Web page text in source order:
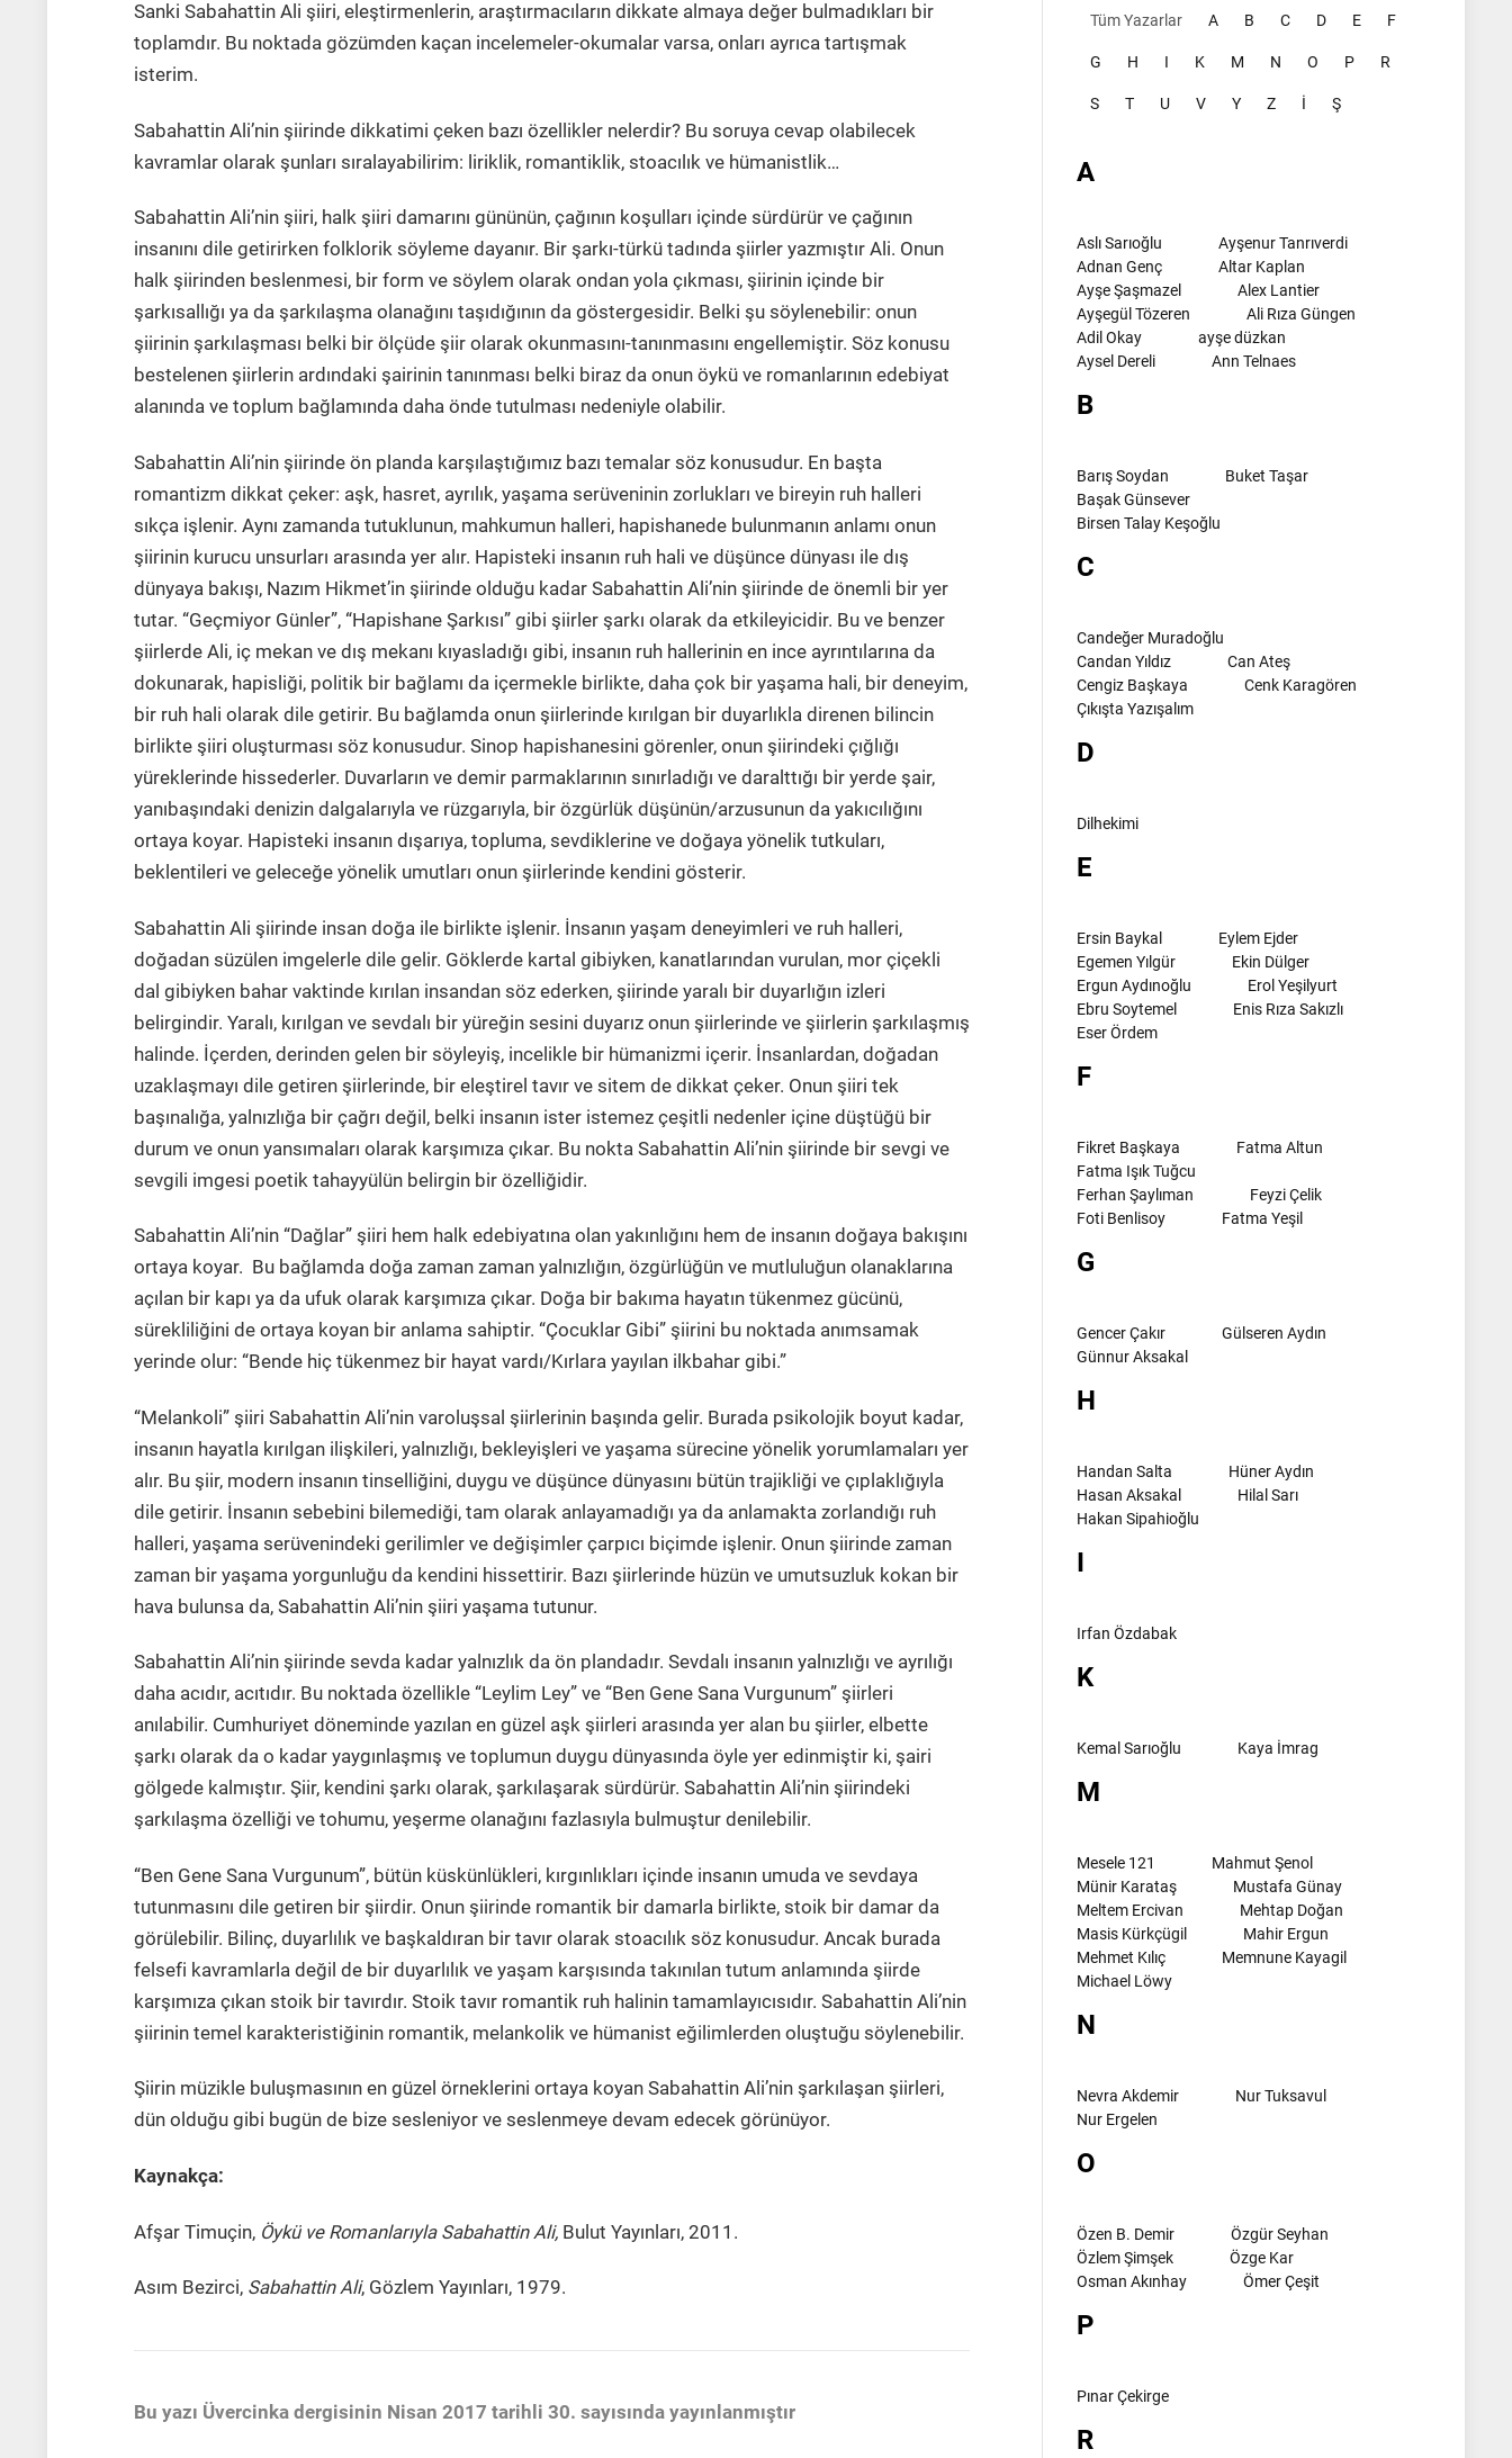
Sanki Sabahattin Ali şiiri, eleştirmenlerin, araştırmacıların dikkate almaya değer bulmadıkları bir
toplamdır. Bu noktada gözümden kaçan incelemeler-okumalar varsa, onları ayrıca tartışmak
isterim.
Sabahattin Ali’nin şiirinde dikkatimi çeken bazı özellikler nelerdir? Bu soruya cevap olabilecek
kavramlar olarak şunları sıralayabilirim: liriklik, romantiklik, stoacılık ve hümanistlik…
Sabahattin Ali’nin şiiri, halk şiiri damarını gününün, çağının koşulları içinde sürdürür ve çağının
insanını dile getirirken folklorik söyleme dayanır. Bir şarkı-türkü tadında şiirler yazmıştır Ali. Onun
halk şiirinden beslenmesi, bir form ve söylem olarak ondan yola çıkması, şiirinin içinde bir
şarkısallığı ya da şarkılaşma olanağını taşıdığının da göstergesidir. Belki şu söylenebilir: onun
şiirinin şarkılaşması belki bir ölçüde şiir olarak okunmasını-tanınmasını engellemiştir. Söz konusu
bestelenen şiirlerin ardındaki şairinin tanınması belki biraz da onun öykü ve romanlarının edebiyat
alanında ve toplum bağlamında daha önde tutulması nedeniyle olabilir.
Sabahattin Ali’nin şiirinde ön planda karşılaştığımız bazı temalar söz konusudur. En başta
romantizm dikkat çeker: aşk, hasret, ayrılık, yaşama serüveninin zorlukları ve bireyin ruh halleri
sıkça işlenir. Aynı zamanda tutuklunun, mahkumun halleri, hapishanede bulunmanın anlamı onun
şiirinin kurucu unsurları arasında yer alır. Hapisteki insanın ruh hali ve düşünce dünyası ile dış
dünyaya bakışı, Nazım Hikmet’in şiirinde olduğu kadar Sabahattin Ali’nin şiirinde de önemli bir yer
tutar. “Geçmiyor Günler”, “Hapishane Şarkısı” gibi şiirler şarkı olarak da etkileyicidir. Bu ve benzer
şiirlerde Ali, iç mekan ve dış mekanı kıyasladığı gibi, insanın ruh hallerinin en ince ayrıntılarına da
dokunarak, hapisliği, politik bir bağlamı da içermekle birlikte, daha çok bir yaşama hali, bir deneyim,
bir ruh hali olarak dile getirir. Bu bağlamda onun şiirlerinde kırılgan bir duyarlıkla direnen bilincin
birlikte şiiri oluşturması söz konusudur. Sinop hapishanesini görenler, onun şiirindeki çığlığı
yüreklerinde hissederler. Duvarların ve demir parmaklarının sınırladığı ve daralttığı bir yerde şair,
yanıbaşındaki denizin dalgalarıyla ve rüzgarıyla, bir özgürlük düşünün/arzusunun da yakıcılığını
ortaya koyar. Hapisteki insanın dışarıya, topluma, sevdiklerine ve doğaya yönelik tutkuları,
beklentileri ve geleceğe yönelik umutları onun şiirlerinde kendini gösterir.
Sabahattin Ali şiirinde insan doğa ile birlikte işlenir. İnsanın yaşam deneyimleri ve ruh halleri,
doğadan süzülen imgelerle dile gelir. Göklerde kartal gibiyken, kanatlarından vurulan, mor çiçekli
dal gibiyken bahar vaktinde kırılan insandan söz ederken, şiirinde yaralı bir duyarlığın izleri
belirgindir. Yaralı, kırılgan ve sevdalı bir yüreğin sesini duyarız onun şiirlerinde ve şiirlerin şarkılaşmış
halinde. İçerden, derinden gelen bir söyleyiş, incelikle bir hümanizmi içerir. İnsanlardan, doğadan
uzaklaşmayı dile getiren şiirlerinde, bir eleştirel tavır ve sitem de dikkat çeker. Onun şiiri tek
başınalığa, yalnızlığa bir çağrı değil, belki insanın ister istemez çeşitli nedenler içine düştüğü bir
durum ve onun yansımaları olarak karşımıza çıkar. Bu nokta Sabahattin Ali’nin şiirinde bir sevgi ve
sevgili imgesi poetik tahayyülün belirgin bir özelliğidir.
Sabahattin Ali’nin “Dağlar” şiiri hem halk edebiyatına olan yakınlığını hem de insanın doğaya bakışını
ortaya koyar. Bu bağlamda doğa zaman zaman yalnızlığın, özgürlüğün ve mutluluğun olanaklarına
açılan bir kapı ya da ufuk olarak karşımıza çıkar. Doğa bir bakıma hayatın tükenmez gücünü,
sürekliliğini de ortaya koyan bir anlama sahiptir. “Çocuklar Gibi” şiirini bu noktada anımsamak
yerinde olur: “Bende hiç tükenmez bir hayat vardı/Kırlara yayılan ilkbahar gibi.”
“Melankoli” şiiri Sabahattin Ali’nin varoluşsal şiirlerinin başında gelir. Burada psikolojik boyut kadar,
insanın hayatla kırılgan ilişkileri, yalnızlığı, bekleyişleri ve yaşama sürecine yönelik yorumlamaları yer
alır. Bu şiir, modern insanın tinselliğini, duygu ve düşünce dünyasını bütün trajikliği ve çıplaklığıyla
dile getirir. İnsanın sebebini bilemediği, tam olarak anlayamadığı ya da anlamakta zorlandığı ruh
halleri, yaşama serüvenindeki gerilimler ve değişimler çarpıcı biçimde işlenir. Onun şiirinde zaman
zaman bir yaşama yorgunluğu da kendini hissettirir. Bazı şiirlerinde hüzün ve umutsuzluk kokan bir
hava bulunsa da, Sabahattin Ali’nin şiiri yaşama tutunur.
Sabahattin Ali’nin şiirinde sevda kadar yalnızlık da ön plandadır. Sevdalı insanın yalnızlığı ve ayrılığı
daha acıdır, acıtıdır. Bu noktada özellikle “Leylim Ley” ve “Ben Gene Sana Vurgunum” şiirleri
anılabilir. Cumhuriyet döneminde yazılan en güzel aşk şiirleri arasında yer alan bu şiirler, elbette
şarkı olarak da o kadar yaygınlaşmış ve toplumun duygu dünyasında öyle yer edinmiştir ki, şairi
gölgede kalmıştır. Şiir, kendini şarkı olarak, şarkılaşarak sürdürür. Sabahattin Ali’nin şiirindeki
şarkılaşma özelliği ve tohumu, yeşerme olanağını fazlasıyla bulmuştur denilebilir.
“Ben Gene Sana Vurgunum”, bütün küskünlükleri, kırgınlıkları içinde insanın umuda ve sevdaya
tutunmasını dile getiren bir şiirdir. Onun şiirinde romantik bir damarla birlikte, stoik bir damar da
görülebilir. Bilinç, duyarlılık ve başkaldıran bir tavır olarak stoacılık söz konusudur. Ancak burada
felsefi kavramlarla değil de bir duyarlılık ve yaşam karşısında takınılan tutum anlamında şiirde
karşımıza çıkan stoik bir tavırdır. Stoik tavır romantik ruh halinin tamamlayıcısıdır. Sabahattin Ali’nin
şiirinin temel karakteristiğinin romantik, melankolik ve hümanist eğilimlerden oluştuğu söylenebilir.
Şiirin müzikle buluşmasının en güzel örneklerini ortaya koyan Sabahattin Ali’nin şarkılaşan şiirleri,
dün olduğu gibi bugün de bize sesleniyor ve seslenmeye devam edecek görünüyor.
Kaynakça:
Afşar Timuçin, Öykü ve Romanlarıyla Sabahattin Ali,Bulut Yayınları, 2011.
Asım Bezirci, Sabahattin Ali, Gözlem Yayınları, 1979.
Bu yazı Üvercinka dergisinin Nisan 2017 tarihli 30. sayısında yayınlanmıştır
Tüm Yazarlar A B C D E F
G H I K M N O P R
S T U V Y Z İ Ş
A
Aslı Sarıoğlu
Ayşenur Tanrıverdi
Adnan Genç
Altar Kaplan
Ayşe Şaşmazel
Alex Lantier
Ayşegül Tözeren
Ali Rıza Güngen
Adil Okay
ayşe düzkan
Aysel Dereli
Ann Telnaes
B
Barış Soydan
Buket Taşar
Başak Günsever
Birsen Talay Keşoğlu
C
Candeğer Muradoğlu
Candan Yıldız
Can Ateş
Cengiz Başkaya
Cenk Karagören
Çıkışta Yazışalım
D
Dilhekimi
E
Ersin Baykal
Eylem Ejder
Egemen Yılgür
Ekin Dülger
Ergun Aydınoğlu
Erol Yeşilyurt
Ebru Soytemel
Enis Rıza Sakızlı
Eser Ördem
F
Fikret Başkaya
Fatma Altun
Fatma Işık Tuğcu
Ferhan Şaylıman
Feyzi Çelik
Foti Benlisoy
Fatma Yeşil
G
Gencer Çakır
Gülseren Aydın
Günnur Aksakal
H
Handan Salta
Hüner Aydın
Hasan Aksakal
Hilal Sarı
Hakan Sipahioğlu
I
Irfan Özdabak
K
Kemal Sarıoğlu Kaya İmrag
M
Mesele 121
Mahmut Şenol
Münir Karataş
Mustafa Günay
Meltem Ercivan
Mehtap Doğan
Masis Kürkçügil
Mahir Ergun
Mehmet Kılıç
Memnune Kayagil
Michael Löwy
N
Nevra Akdemir
Nur Tuksavul
Nur Ergelen
O
Özen B. Demir
Özgür Seyhan
Özlem Şimşek
Özge Kar
Osman Akınhay
Ömer Çeşit
P
Pınar Çekirge
R